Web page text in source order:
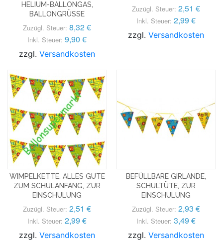
HELIUM-BALLONGAS,
BALLONGRÜSSE
Zuzügl. Steuer: 8,32 €
Inkl. Steuer: 9,90 €
zzgl.Versandkosten
Zuzügl. Steuer: 2,51 €
Inkl. Steuer: 2,99 €
zzgl. Versandkosten
WIMPELKETTE, ALLES GUTE
ZUM SCHULANFANG, ZUR
EINSCHULUNG
Zuzügl. Steuer: 2,51 €
Inkl. Steuer: 2,99 €
zzgl.Versandkosten
BEFÜLLBARE GIRLANDE,
SCHULTÜTE, ZUR
EINSCHULUNG
Zuzügl. Steuer: 2,93 €
Inkl. Steuer: 3,49 €
zzgl. Versandkosten